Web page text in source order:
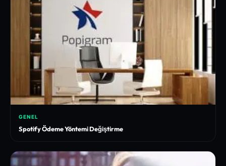
GENEL
Spotify Ödeme Yöntemi Değiştirme